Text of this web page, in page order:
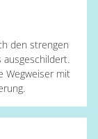
den strengen
Wegweiser mit